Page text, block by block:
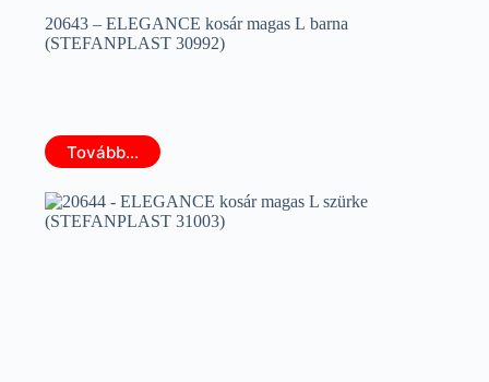
20643 – ELEGANCE kosár magas L barna
(STEFANPLAST 30992)
Tovább...